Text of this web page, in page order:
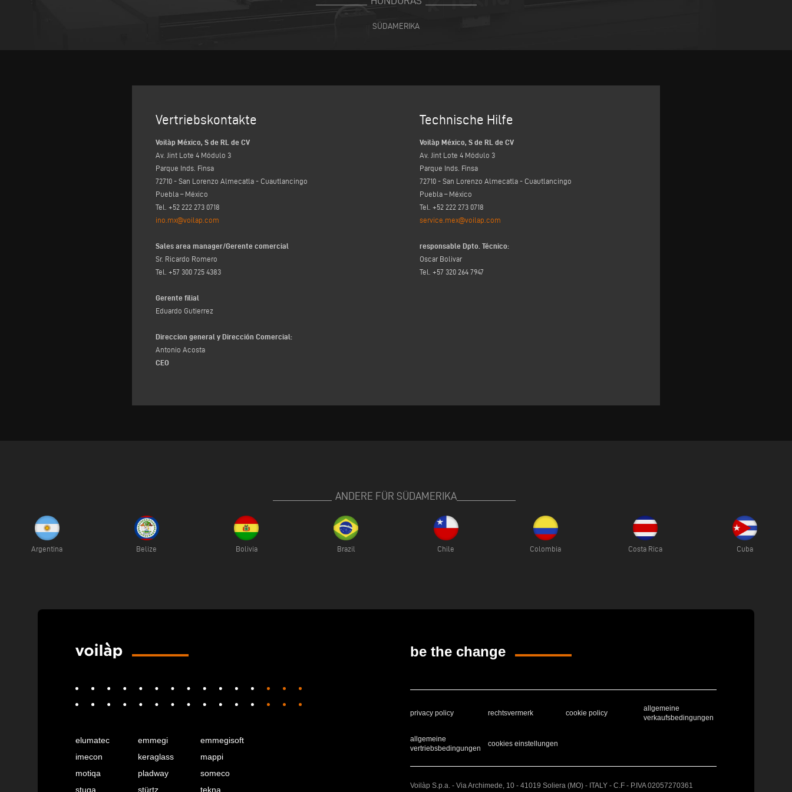
SÜDAMERIKA
Vertriebskontakte
Voilàp México, S de RL de CV
Av. Jint Lote 4 Módulo 3
Parque Inds. Finsa
72710 - San Lorenzo Almecatla - Cuautlancingo
Puebla – México
Tel. +52 222 273 0718
ino.mx@voilap.com
Sales area manager/Gerente comercial
Sr. Ricardo Romero
Tel. +57 300 725 4383
Gerente filial
Eduardo Gutierrez
Direccion general y Dirección Comercial:
Antonio Acosta
CEO
Technische Hilfe
Voilàp México, S de RL de CV
Av. Jint Lote 4 Módulo 3
Parque Inds. Finsa
72710 - San Lorenzo Almecatla - Cuautlancingo
Puebla – México
Tel. +52 222 273 0718
service.mex@voilap.com
responsable Dpto. Técnico:
Oscar Bolivar
Tel. +57 320 264 7947
ANDERE FÜR SÜDAMERIKA
Argentina Belize Bolivia Brazil Chile Colombia Costa Rica Cuba
elumatec emmegi
emmegisoft
imecon
keraglass
mappi
motiqa
pladway
someco
stuga
stürtz tekna
be the change
privacy policy rechtsvermerk cookie policy
allgemeine
verkaufsbedingungen
allgemeine
vertriebsbedingungen
cookies einstellungen
Voilàp S.p.a. - Via Archimede, 10 - 41019 Soliera (MO) - ITALY - C.F - P.IVA 02057270361